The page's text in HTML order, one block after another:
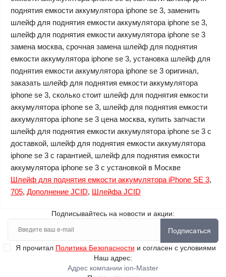
поднятия емкости аккумулятора iphone se 3, заменить
шлейф для поднятия емкости аккумулятора iphone se 3,
шлейф для поднятия емкости аккумулятора iphone se 3
замена москва, срочная замена шлейф для поднятия
емкости аккумулятора iphone se 3, установка шлейф для
поднятия емкости аккумулятора iphone se 3 оригинал,
заказать шлейф для поднятия емкости аккумулятора
iphone se 3, сколько стоит шлейф для поднятия емкости
аккумулятора iphone se 3, шлейф для поднятия емкости
аккумулятора iphone se 3 цена москва, купить запчасти
шлейф для поднятия емкости аккумулятора iphone se 3 с
доставкой, шлейф для поднятия емкости аккумулятора
iphone se 3 с гарантией, шлейф для поднятия емкости
аккумулятора iphone se 3 с установкой в Москве
Шлейф для поднятия емкости аккумулятора iPhone SE 3,
705, Дополнение JCID, Шлейфа JCID
Подписывайтесь на новости и акции:
Подписаться
Я прочитал Политика Безопасности и согласен с условиями
Наш адрес:
Адрес компании ion-Master